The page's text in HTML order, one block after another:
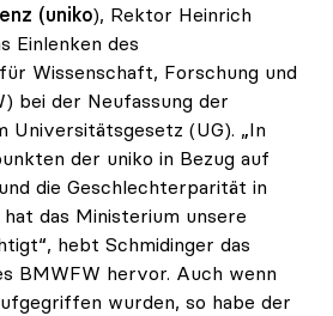
(uniko), Rektor Heinrich
Einlenken des
Wissenschaft, Forschung und
bei der Neufassung der
Universitätsgesetz (UG). „In
der uniko in Bezug auf
die Geschlechterparität in
das Ministerium unsere
hebt Schmidinger das
BMWFW hervor. Auch wenn
wurden, so habe der